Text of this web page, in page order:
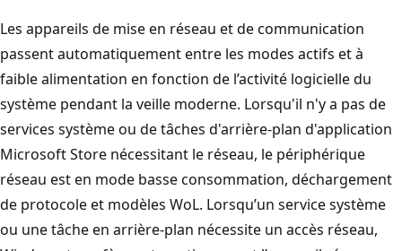
Les appareils de mise en réseau et de communication
passent automatiquement entre les modes actifs et à
faible alimentation en fonction de l’activité logicielle du
système pendant la veille moderne. Lorsqu'il n'y a pas de
services système ou de tâches d'arrière-plan d'application
Microsoft Store nécessitant le réseau, le périphérique
réseau est en mode basse consommation, déchargement
de protocole et modèles WoL. Lorsqu’un service système
ou une tâche en arrière-plan nécessite un accès réseau,